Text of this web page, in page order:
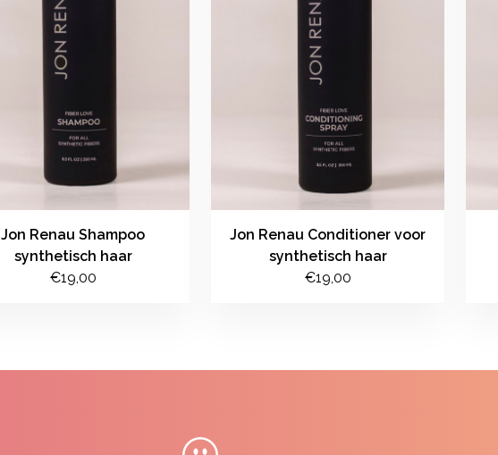
Jon Renau Shampoo
synthetisch haar
€19,00
Jon Renau Conditioner voor
synthetisch haar
€19,00